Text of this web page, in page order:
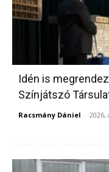
Idén is
Színjátszó
Racsmány Dániel - 2026,